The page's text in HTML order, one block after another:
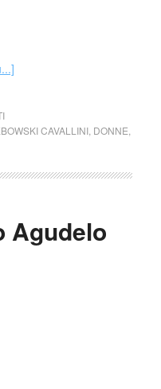
CAVALLINI, DONNE
Agudelo